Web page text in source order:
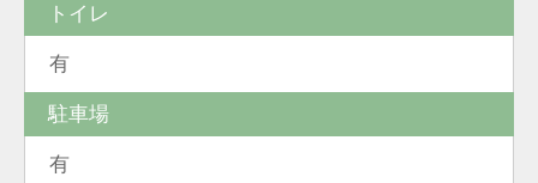
トイレ
有
駐車場
有